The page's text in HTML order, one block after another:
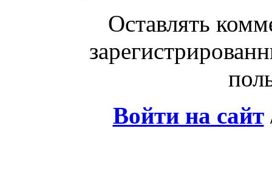
Оставлять
Войти на сайт